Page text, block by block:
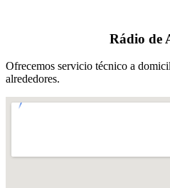
Rádio de
Ofrecemos servicio técnico a
alrededores.